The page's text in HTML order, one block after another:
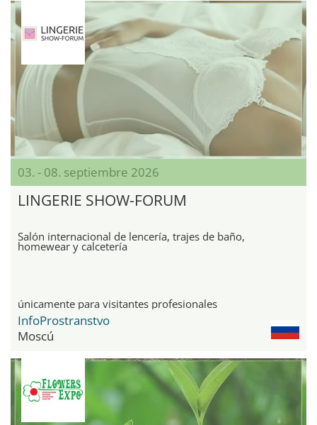
03. - 08. septiembre 2026
LINGERIE SHOW-FORUM
Salón internacional de lencería, trajes de baño,
homewear y calcetería
únicamente para visitantes profesionales
InfoProstranstvo
Moscú